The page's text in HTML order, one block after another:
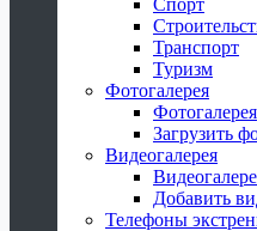
Спорт
Транспорт
Туризм
Фотогалерея
Фотогалерея
Загрузить
Видеогалерея
Добавить
Телефоны